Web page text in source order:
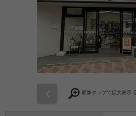
画像タップで拡大表示【